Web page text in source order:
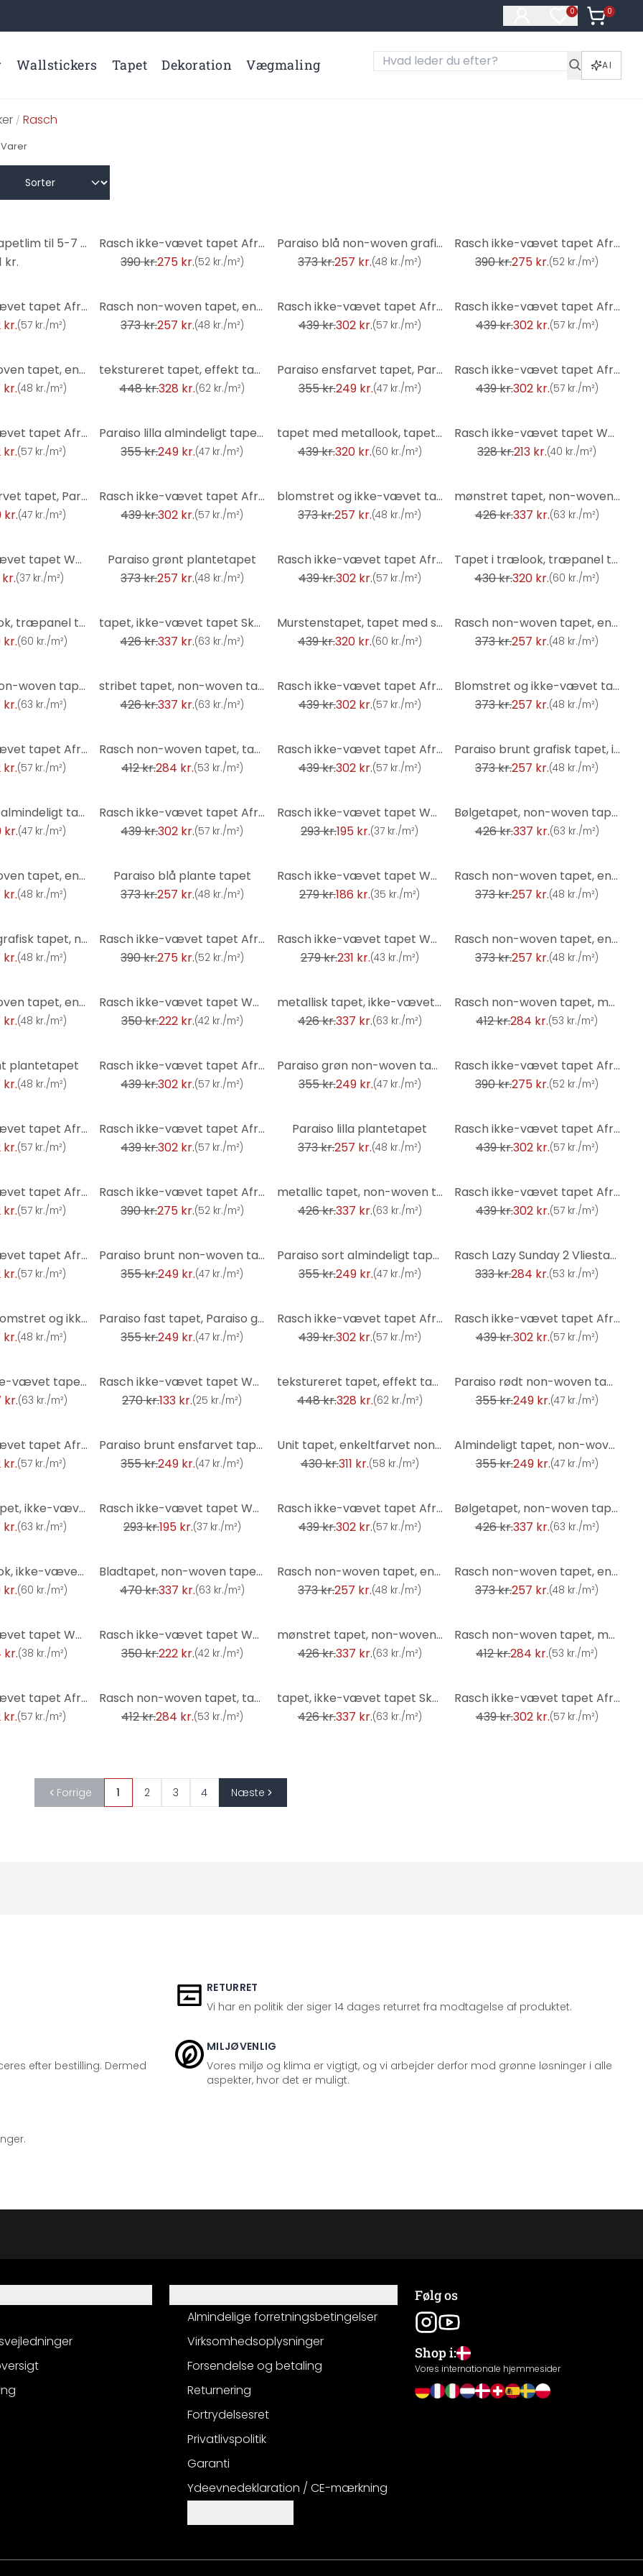
0
Varer på
0
Varer i
Wallstickers Tapet Dekoration Vægmaling AI
/ Rasch
Varer
Ikke-vævet tapetlim til 5-7 ruller - Rasch
kr.
Rasch ikke-vævet tapet African Queen III
390 kr.275 kr.(52 kr./m²)
Paraiso blå non-woven grafisk tapet
373 kr.257 kr.(48 kr./m²)
Rasch ikke-vævet tapet African Queen III
390 kr.275 kr.(52 kr./m²)
Rasch ikke-vævet tapet African Queen III
kr.(57 kr./m²)
Rasch non-woven tapet, enhedstapet Indian Style salviegrøn lys
373 kr.257 kr.(48 kr./m²)
Rasch ikke-vævet tapet African Queen III
439 kr.302 kr.(57 kr./m²)
Rasch ikke-vævet tapet African Queen III
439 kr.302 kr.(57 kr./m²)
Rasch non-woven tapet, enhedstapet Indian Style okkergul
kr.(48 kr./m²)
tekstureret tapet, effekt tapet Factory V guld
448 kr.328 kr.(62 kr./m²)
Paraiso ensfarvet tapet, Paraiso blå non-woven tapet
355 kr.249 kr.(47 kr./m²)
Rasch ikke-vævet tapet African Queen III
439 kr.302 kr.(57 kr./m²)
Rasch ikke-vævet tapet African Queen III
kr.(57 kr./m²)
Paraiso lilla almindeligt tapet, ikke-vævet tapet
355 kr.249 kr.(47 kr./m²)
tapet med metallook, tapet med metallook Factory V guld
439 kr.320 kr.(60 kr./m²)
Rasch ikke-vævet tapet Welcome Home
328 kr.213 kr.(40 kr./m²)
Paraiso ensfarvet tapet, Paraiso blå non-woven tapet
kr.(47 kr./m²)
Rasch ikke-vævet tapet African Queen III
439 kr.302 kr.(57 kr./m²)
blomstret og ikke-vævet tapet Paraiso blå
373 kr.257 kr.(48 kr./m²)
mønstret tapet, non-woven tapet Sky Lounge beige-champagne
426 kr.337 kr.(63 kr./m²)
Rasch ikke-vævet tapet Welcome Home
kr.(37 kr./m²)
Paraiso grønt plantetapet
373 kr.257 kr.(48 kr./m²)
Rasch ikke-vævet tapet African Queen III
439 kr.302 kr.(57 kr./m²)
Tapet i trælook, træpanel tapet Factory V grå
430 kr.320 kr.(60 kr./m²)
Tapet i trælook, træpanel tapet Factory V brun
kr.(60 kr./m²)
tapet, ikke-vævet tapet Sky Lounge gold 10.00x1.06 m
426 kr.337 kr.(63 kr./m²)
Murstenstapet, tapet med steneffekt Factory V grøn
439 kr.320 kr.(60 kr./m²)
Rasch non-woven tapet, enhedstapet Indian Style cremehvid
373 kr.257 kr.(48 kr./m²)
Bølgetapet, non-woven tapet Sky Lounge midnatsblå
kr.(63 kr./m²)
stribet tapet, non-woven tapet Sky Lounge guld metallic
426 kr.337 kr.(63 kr./m²)
Rasch ikke-vævet tapet African Queen III
439 kr.302 kr.(57 kr./m²)
Blomstret og ikke-vævet tapet Paraiso beige
373 kr.257 kr.(48 kr./m²)
Rasch ikke-vævet tapet African Queen III
kr.(57 kr./m²)
Rasch non-woven tapet, tapet indisk stil medium beige
412 kr.284 kr.(53 kr./m²)
Rasch ikke-vævet tapet African Queen III
439 kr.302 kr.(57 kr./m²)
Paraiso brunt grafisk tapet, ikke-vævet vægbeklædning
373 kr.257 kr.(48 kr./m²)
Paraiso brunt almindeligt tapet, non-woven tapet
kr.(47 kr./m²)
Rasch ikke-vævet tapet African Queen III
439 kr.302 kr.(57 kr./m²)
Rasch ikke-vævet tapet Welcome Home
293 kr.195 kr.(37 kr./m²)
Bølgetapet, non-woven tapet Sky Lounge sølvgrå
426 kr.337 kr.(63 kr./m²)
Rasch non-woven tapet, enhedstapet Indian Style opalgrøn lys
kr.(48 kr./m²)
Paraiso blå plante tapet
373 kr.257 kr.(48 kr./m²)
Rasch ikke-vævet tapet Welcome Home
279 kr.186 kr.(35 kr./m²)
Rasch non-woven tapet, enhedstapet Indian Style lyseblå
373 kr.257 kr.(48 kr./m²)
Paraiso grøn grafisk tapet, non-woven vægbeklædning
kr.(48 kr./m²)
Rasch ikke-vævet tapet African Queen III
390 kr.275 kr.(52 kr./m²)
Rasch ikke-vævet tapet Welcome Home
279 kr.231 kr.(43 kr./m²)
Rasch non-woven tapet, enhedstapet Indian Style brun-orange
373 kr.257 kr.(48 kr./m²)
Rasch non-woven tapet, enhedstapet Indian Style mørk pink
kr.(48 kr./m²)
Rasch ikke-vævet tapet Welcome Home
350 kr.222 kr.(42 kr./m²)
metallisk tapet, ikke-vævet tapet Sky Lounge guld
426 kr.337 kr.(63 kr./m²)
Rasch non-woven tapet, mønster tapet Indian Style brun-orange
412 kr.284 kr.(53 kr./m²)
plantetapet
kr.(48 kr./m²)
Rasch ikke-vævet tapet African Queen III
439 kr.302 kr.(57 kr./m²)
Paraiso grøn non-woven tapet
355 kr.249 kr.(47 kr./m²)
Rasch ikke-vævet tapet African Queen III
390 kr.275 kr.(52 kr./m²)
Rasch ikke-vævet tapet African Queen III
kr.(57 kr./m²)
Rasch ikke-vævet tapet African Queen III
439 kr.302 kr.(57 kr./m²)
Paraiso lilla plantetapet
373 kr.257 kr.(48 kr./m²)
Rasch ikke-vævet tapet African Queen III
439 kr.302 kr.(57 kr./m²)
Rasch ikke-vævet tapet African Queen III
kr.(57 kr./m²)
Rasch ikke-vævet tapet African Queen III
390 kr.275 kr.(52 kr./m²)
metallic tapet, non-woven tapet Sky Lounge guld 10.00x1.06 m
426 kr.337 kr.(63 kr./m²)
Rasch ikke-vævet tapet African Queen III
439 kr.302 kr.(57 kr./m²)
Rasch ikke-vævet tapet African Queen III
kr.(57 kr./m²)
Paraiso brunt non-woven tapet
355 kr.249 kr.(47 kr./m²)
Paraiso sort almindeligt tapet, ikke-vævet tapet
355 kr.249 kr.(47 kr./m²)
Rasch Lazy Sunday 2 Vliestapete Cremeweiß
333 kr.284 kr.(53 kr./m²)
Paraiso rød blomstret og ikke-vævet tapet
kr.(48 kr./m²)
Paraiso fast tapet, Paraiso grønt non-woven tapet
355 kr.249 kr.(47 kr./m²)
Rasch ikke-vævet tapet African Queen III
439 kr.302 kr.(57 kr./m²)
Rasch ikke-vævet tapet African Queen III
439 kr.302 kr.(57 kr./m²)
Bladtapet, ikke-vævet tapet Factory V green
kr.(63 kr./m²)
Rasch ikke-vævet tapet Welcome Home
270 kr.133 kr.(25 kr./m²)
tekstureret tapet, effekt tapet Factory V brun
448 kr.328 kr.(62 kr./m²)
Paraiso rødt non-woven tapet, almindeligt tapet
355 kr.249 kr.(47 kr./m²)
Rasch ikke-vævet tapet African Queen III
kr.(57 kr./m²)
Paraiso brunt ensfarvet tapet, non-woven tapet
355 kr.249 kr.(47 kr./m²)
Unit tapet, enkeltfarvet non-woven tapet Factory V rød
430 kr.311 kr.(58 kr./m²)
Almindeligt tapet, non-woven tapet Paraiso beige
355 kr.249 kr.(47 kr./m²)
almindeligt tapet, ikke-vævet tapet Sky Lounge blå
kr.(63 kr./m²)
Rasch ikke-vævet tapet Welcome Home
293 kr.195 kr.(37 kr./m²)
Rasch ikke-vævet tapet African Queen III
439 kr.302 kr.(57 kr./m²)
Bølgetapet, non-woven tapet Sky Lounge grå-platin grå
426 kr.337 kr.(63 kr./m²)
Tapet i trælook, ikke-vævet tapet Factory V brown
kr.(60 kr./m²)
Bladtapet, non-woven tapet Factory V brun
470 kr.337 kr.(63 kr./m²)
Rasch non-woven tapet, enhedstapet Indian Style lys grå
373 kr.257 kr.(48 kr./m²)
Rasch non-woven tapet, enhedstapet Indian Style taupe lys
373 kr.257 kr.(48 kr./m²)
Rasch ikke-vævet tapet Welcome Home
kr.(38 kr./m²)
Rasch ikke-vævet tapet Welcome Home
350 kr.222 kr.(42 kr./m²)
mønstret tapet, non-woven tapet Sky Lounge beige 10.00x1.06 m
426 kr.337 kr.(63 kr./m²)
Rasch non-woven tapet, mønster tapet Indian Style creme hvid
412 kr.284 kr.(53 kr./m²)
Rasch ikke-vævet tapet African Queen III
kr.(57 kr./m²)
Rasch non-woven tapet, tapet Indian Style medium grå
412 kr.284 kr.(53 kr./m²)
tapet, ikke-vævet tapet Sky Lounge mørkebrun 10.00x1.06 m
426 kr.337 kr.(63 kr./m²)
Rasch ikke-vævet tapet African Queen III
439 kr.302 kr.(57 kr./m²)
Forrige 1 2 3 4 Næste
RETURRET
Vi har en politik der siger 14 dages returret fra modtagelse af produktet.
efter bestilling. Dermed
MILJØVENLIG
Vores miljø og klima er vigtigt, og vi arbejder derfor mod grønne løsninger i alle
aspekter, hvor det er muligt.
Almindelige forretningsbetingelser
Virksomhedsoplysninger
Forsendelse og betaling
Returnering
Fortrydelsesret
Privatlivspolitik
Garanti
Ydeevnedeklaration / CE-mærkning
Følg os
Shop i:
Vores internationale hjemmesider